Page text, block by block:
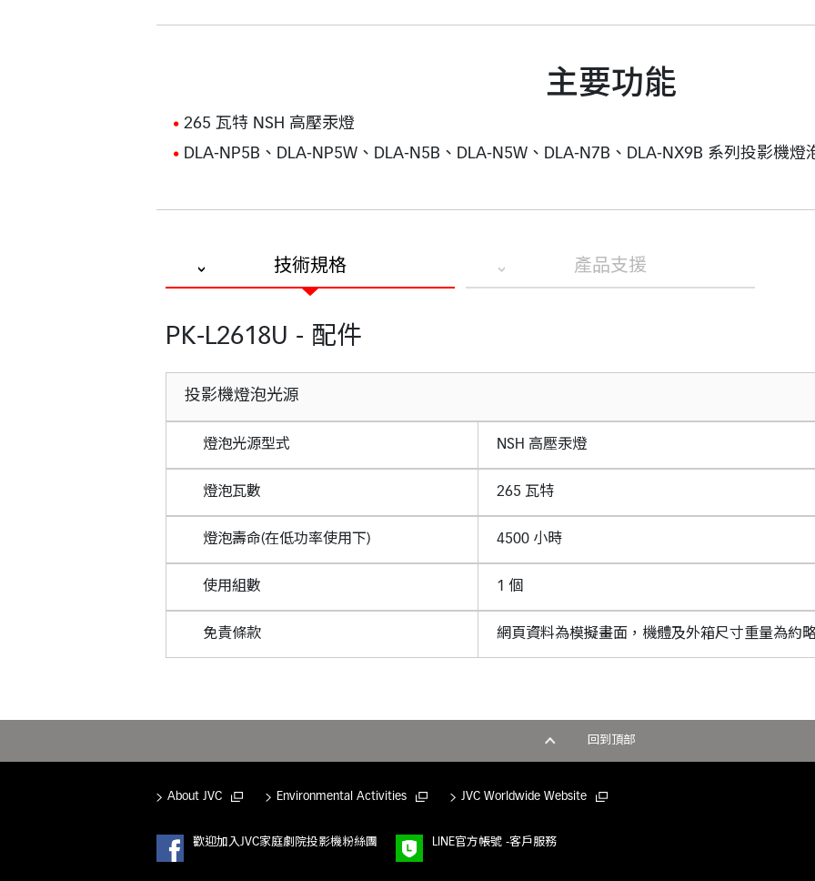
主要功能
265 瓦特 NSH 高壓汞燈
DLA-NP5B、DLA-NP5W、DLA-N5B、DLA-N5W、DLA-N7B、DLA-NX9B 系列投影機燈
技術規格 產品支援
PK-L2618U - 配件
投影機燈泡光源
燈泡光源型式 NSH 高壓汞燈
燈泡瓦數 265 瓦特
燈泡壽命(在低功率使用下) 4500 小時
使用組數 1 個
免責條款 網頁資料為模擬畫面，機體及外箱尺寸重量為約
回到頂部
About JVC Environmental Activities JVC Worldwide Website
歡迎加入JVC家庭劇院投影機粉絲團 LINE官方帳號 -客戶服務